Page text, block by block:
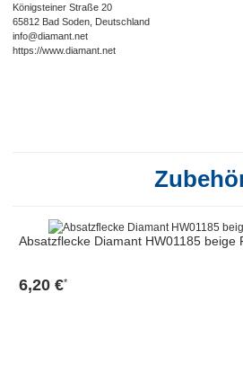
Königsteiner Straße 20
65812 Bad Soden, Deutschland
info@diamant.net
https://www.diamant.net
Absatzflecke Diamant HW01185 beige
6,20 €*